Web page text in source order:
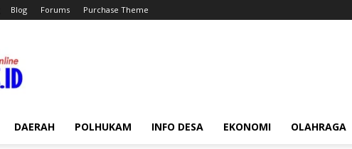
Blog Forums Purchase Theme
DAERAH POLHUKAM INFO DESA EKONOMI OLAHRAGA